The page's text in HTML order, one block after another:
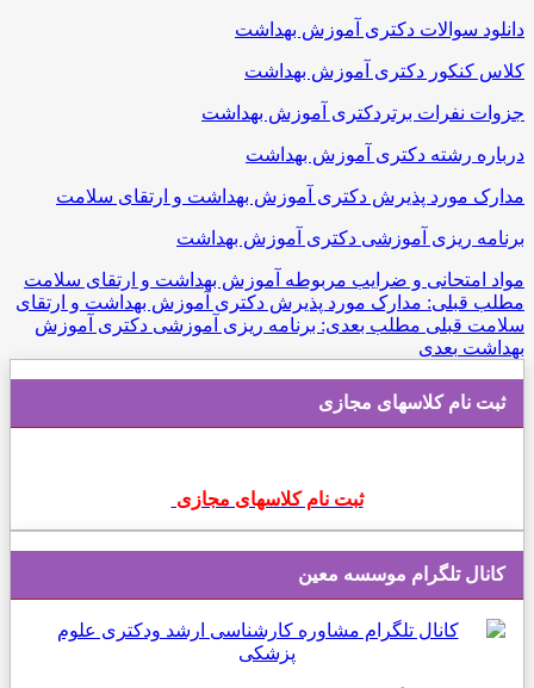
دانلود سوالات دکتری آموزش بهداشت
کلاس کنکور دکتری آموزش بهداشت
جزوات نفرات برتردکتری آموزش بهداشت
درباره رشته دکتری آموزش بهداشت
مدارک مورد پذیرش دکتری آموزش بهداشت و ارتقای سلامت
برنامه ریزی آموزشی دکتری آموزش بهداشت
مواد امتحانی و ضرایب مربوطه آموزش بهداشت و ارتقای سلامت
مطلب قبلی: مدارک مورد پذیرش دکتری آموزش بهداشت و ارتقای
سلامت قبلی مطلب بعدی: برنامه ریزی آموزشی دکتری آموزش
بهداشت بعدی
ثبت نام کلاسهای مجازی
ثبت نام کلاسهای مجازی
کانال تلگرام موسسه معین